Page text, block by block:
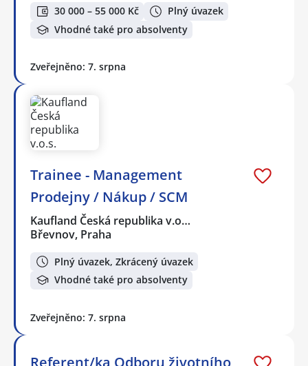
30 000 – 55 000 Kč
Plný úvazek
Vhodné také pro absolventy
Zveřejněno: 7. srpna
Trainee - Management
Prodejny / Nákup / SCM
Kaufland Česká republika v.o…
Břevnov, Praha
Plný úvazek, Zkrácený úvazek
Vhodné také pro absolventy
Zveřejněno: 7. srpna
Referent/ka Odboru životního